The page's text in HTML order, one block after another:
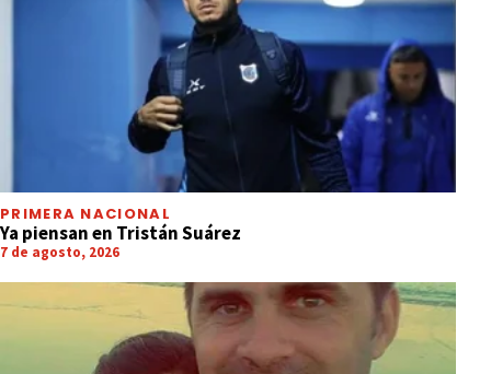
PRIMERA NACIONAL
Ya piensan en Tristán Suárez
7 de agosto, 2026